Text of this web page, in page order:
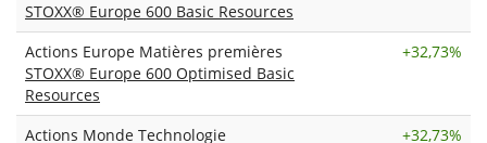
STOXX® Europe 600 Basic Resources
Actions Europe Matières premières
STOXX® Europe 600 Optimised Basic
Resources
+32,73%
Actions Monde Technologie
+32,73%